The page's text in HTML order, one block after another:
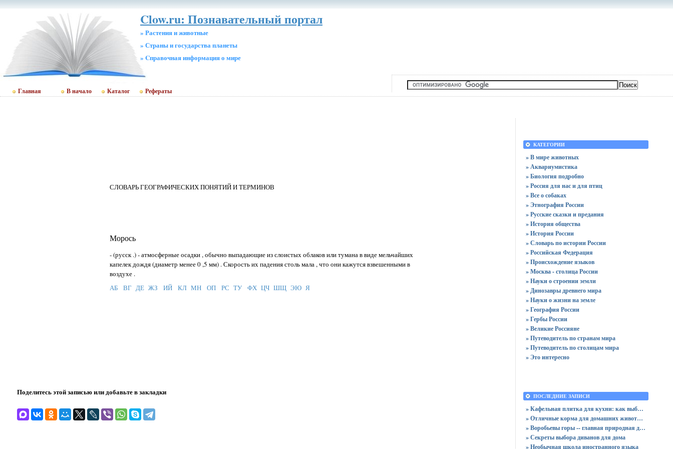
Clow.ru: Познавательный портал
» Растения и животные
» Страны и государства планеты
» Cправочная информация о мире
Главная В начало Каталог Рефераты
СЛОВАРЬ ГЕОГРАФИЧЕСКИХ ПОНЯТИЙ И ТЕРМИНОВ
Морось
- (русск .) - атмосферные осадки , обычно выпадающие из слоистых облаков или тумана в виде мельчайших
капелек дождя (диаметр менее 0 ,5 мм) . Скорость их падения столь мала , что они кажутся взвешенными в
воздухе .
АБ
ВГ ДЕ ЖЗ ИЙ КЛ МН ОП РС ТУ ФХ ЦЧ ШЩ ЭЮ Я
Поделитесь этой записью или добавьте в закладки
КАТЕГОРИИ
» В мире животных
» Аквариумистика
» Биология подробно
» Россия для нас и для птиц
» Все о собаках
» Этнография России
» Русские сказки и предания
» История общества
» История России
» Словарь по истории России
» Российская Федерация
» Происхождение языков
» Москва - столица России
» Науки о строении земли
» Динозавры древнего мира
» Науки о жизни на земле
» География России
» Гербы России
» Великие Россияне
» Путеводитель по странам мира
» Путеводитель по столицам мира
» Это интересно
ПОСЛЕДНИЕ ЗАПИСИ
» Кафельная плитка для кухни: как выбрать практичную отделку
» Отличные корма для домашних животных
» Воробьевы горы -- главная природная достопримечательность Москвы
» Секреты выбора диванов для дома
» Необычная школа иностранного языка